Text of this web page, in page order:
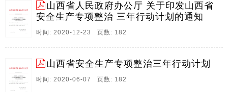
山西省人民政府办公厅 关于印发山西省
安全生产专项整治 三年行动计划的通知
时间: 2020-12-23 页数: 182
山西省安全生产专项整治三年行动计划
时间: 2020-06-07 页数: 182